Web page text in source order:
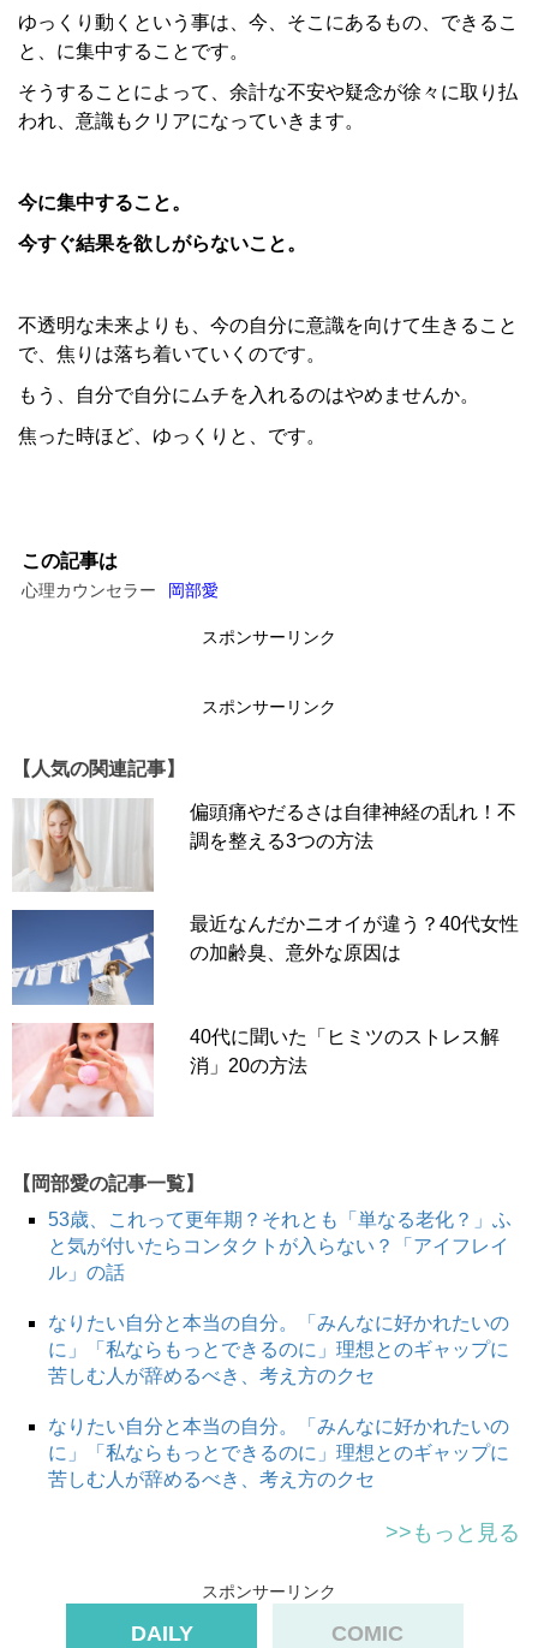
ゆっくり動くという事は、今、そこにあるもの、できるこ
と、に集中することです。
そうすることによって、余計な不安や疑念が徐々に取り払
われ、意識もクリアになっていきます。
今に集中すること。
今すぐ結果を欲しがらないこと。
不透明な未来よりも、今の自分に意識を向けて生きること
で、焦りは落ち着いていくのです。
もう、自分で自分にムチを入れるのはやめませんか。
焦った時ほど、ゆっくりと、です。
この記事は
心理カウンセラー 岡部愛
スポンサーリンク
スポンサーリンク
【人気の関連記事】
偏頭痛やだるさは自律神経の乱れ！不
調を整える3つの方法
最近なんだかニオイが違う？40代女性
の加齢臭、意外な原因は
40代に聞いた「ヒミツのストレス解
消」20の方法
【岡部愛の記事一覧】
53歳、これって更年期？それとも「単なる老化？」ふ
と気が付いたらコンタクトが入らない？「アイフレイ
ル」の話
なりたい自分と本当の自分。「みんなに好かれたいの
に」「私ならもっとできるのに」理想とのギャップに
苦しむ人が辞めるべき、考え方のクセ
なりたい自分と本当の自分。「みんなに好かれたいの
に」「私ならもっとできるのに」理想とのギャップに
苦しむ人が辞めるべき、考え方のクセ
>>もっと見る
スポンサーリンク
DAILY COMIC